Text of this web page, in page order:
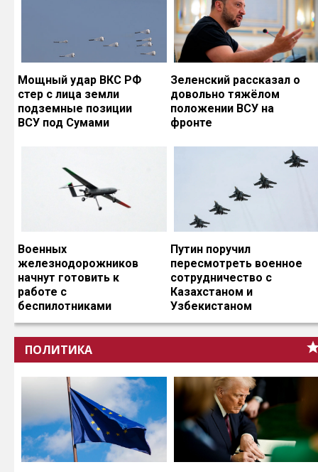
Мощный удар ВКС РФ
стер с лица земли
подземные позиции
ВСУ под Сумами
Зеленский рассказал о
довольно тяжёлом
положении ВСУ на
фронте
Военных
железнодорожников
начнут готовить к
работе с
беспилотниками
Путин поручил
пересмотреть военное
сотрудничество с
Казахстаном и
Узбекистаном
ПОЛИТИКА